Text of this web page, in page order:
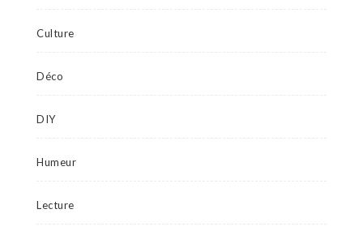
Culture
Déco
DIY
Humeur
Lecture